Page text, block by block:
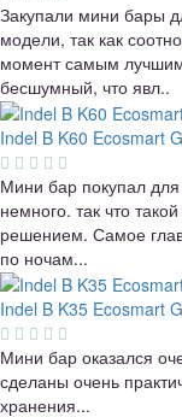
Закупали мини бары
модели, так как
момент самым
бесшумный, что явл..
Indel B K60 Ecosmart G
Мини бар покупал для
немного. так что
решением. Самое
по ночам...
Indel B K35 Ecosmart G
Мини бар оказался
сделаны очень
хранения...